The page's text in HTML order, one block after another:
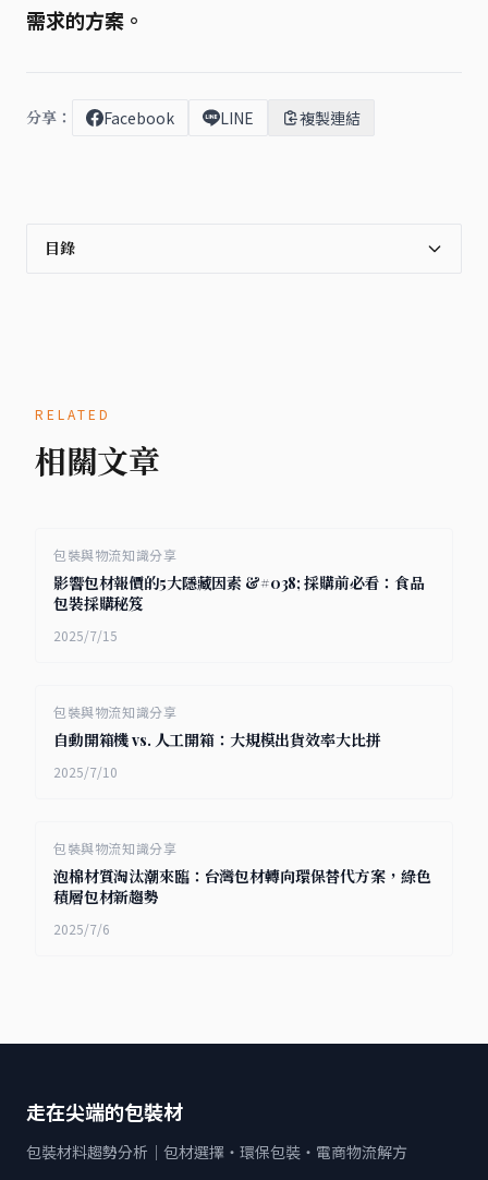
需求的方案。
分享： Facebook LINE 複製連結
目錄
RELATED
相關文章
包裝與物流知識分享
影響包材報價的5大隱藏因素 &#038; 採購前必看：食品
包裝採購秘笈
2025/7/15
包裝與物流知識分享
自動開箱機 vs. 人工開箱：大規模出貨效率大比拼
2025/7/10
包裝與物流知識分享
泡棉材質淘汰潮來臨：台灣包材轉向環保替代方案，綠色
積層包材新趨勢
2025/7/6
走在尖端的包裝材
包裝材料趨勢分析｜包材選擇・環保包裝・電商物流解方